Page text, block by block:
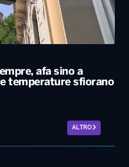
afa sino a
temperature sfiorano
ALTRO